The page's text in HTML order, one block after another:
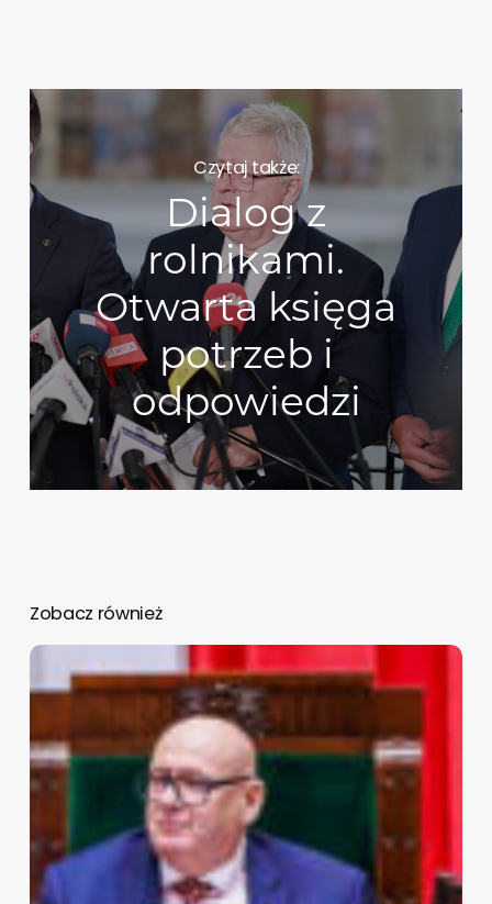
Czytaj także:
Dialog z
rolnikami.
Otwarta księga
potrzeb i
odpowiedzi
Zobacz również